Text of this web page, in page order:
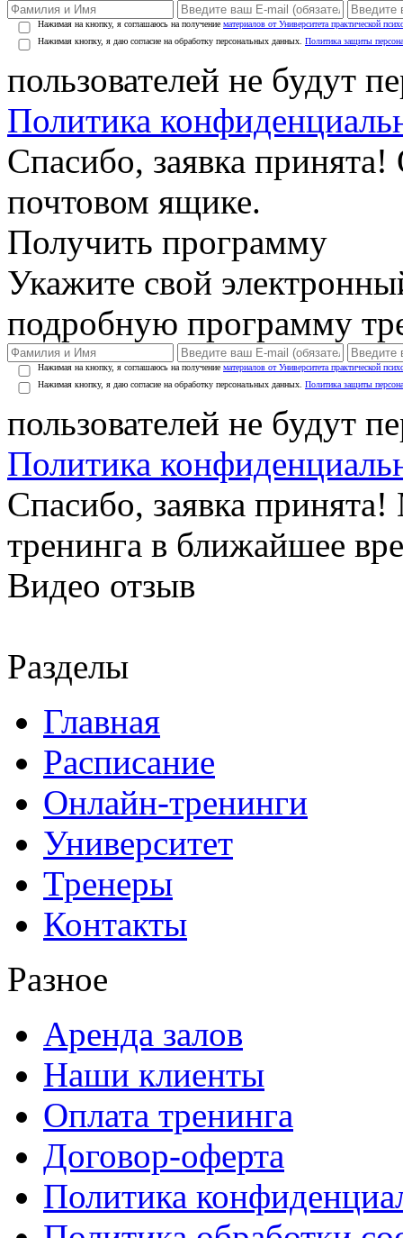
Нажимая на кнопку, я соглашаюсь на получение материалов от Университета практической
Нажимая кнопку, я даю согласие на обработку персональных данных. Политика защиты
пользователей не будут
Политика
Спасибо, заявка
почтовом ящике.
Получить программу
Укажите свой
подробную программу
Нажимая на кнопку, я соглашаюсь на получение материалов от Университета практической
Нажимая кнопку, я даю согласие на обработку персональных данных. Политика защиты
пользователей не будут
Политика
Спасибо, заявка
тренинга в ближайшее
Видео отзыв
Разделы
Главная
Расписание
Онлайн-тренинги
Университет
Тренеры
Контакты
Разное
Аренда залов
Наши клиенты
Оплата тренинга
Договор-оферта
Политика